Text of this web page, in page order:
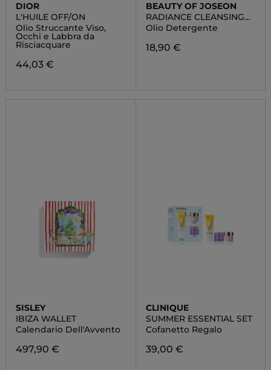
DIOR
L'HUILE OFF/ON
Olio Struccante Viso,
Occhi e Labbra da
Risciacquare
44,03 €
BEAUTY OF JOSEON
RADIANCE CLEANSING
BALM
Olio Detergente
18,90 €
SISLEY
IBIZA WALLET
Calendario Dell'Avvento
497,90 €
CLINIQUE
SUMMER ESSENTIAL SET
Cofanetto Regalo
39,00 €